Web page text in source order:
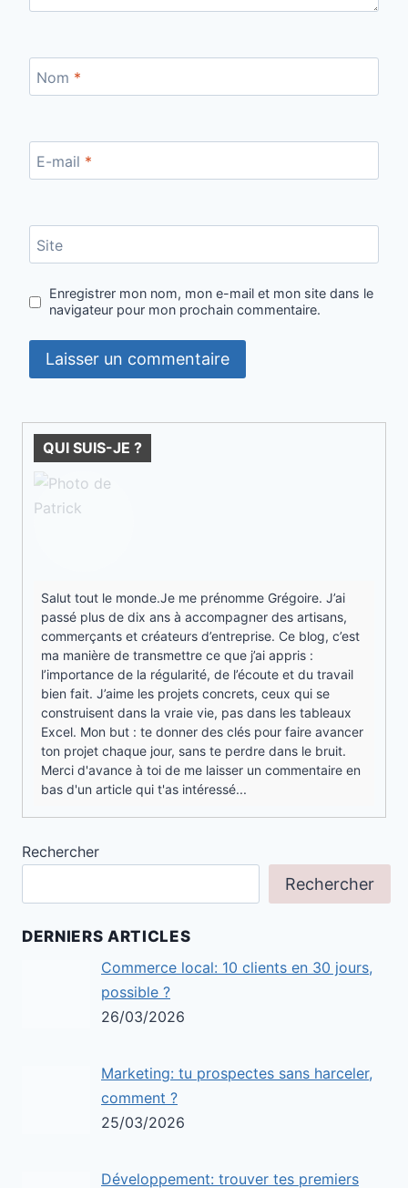
Nom *
E-mail *
Site
Enregistrer mon nom, mon e-mail et mon site dans le
navigateur pour mon prochain commentaire.
QUI SUIS-JE ?
Salut tout le monde.Je me prénomme Grégoire. J’ai
passé plus de dix ans à accompagner des artisans,
commerçants et créateurs d’entreprise. Ce blog, c’est
ma manière de transmettre ce que j’ai appris :
l’importance de la régularité, de l’écoute et du travail
bien fait. J’aime les projets concrets, ceux qui se
construisent dans la vraie vie, pas dans les tableaux
Excel. Mon but : te donner des clés pour faire avancer
ton projet chaque jour, sans te perdre dans le bruit.
Merci d'avance à toi de me laisser un commentaire en
bas d'un article qui t'as intéressé...
Rechercher
Rechercher
DERNIERS ARTICLES
Commerce local: 10 clients en 30 jours,
possible ?
26/03/2026
Marketing: tu prospectes sans harceler,
comment ?
25/03/2026
Développement: trouver tes premiers